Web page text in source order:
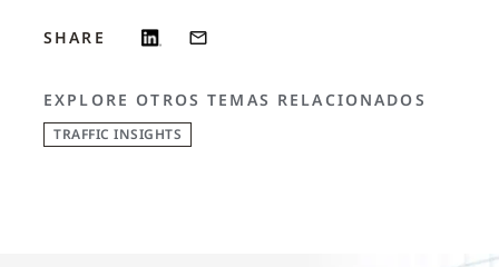
SHARE
EXPLORE OTROS TEMAS RELACIONADOS
TRAFFIC INSIGHTS